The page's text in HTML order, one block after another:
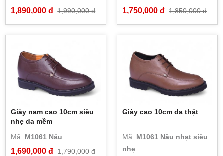
1,890,000 đ 1,990,000 đ 1,750,000 đ 1,850,000 đ
Giày nam cao 10cm siêu
nhẹ da mềm
Mã: M1061 Nâu
1,690,000 đ 1,790,000 đ
Giày cao 10cm da thật
Mã: M1061 Nâu nhạt siêu
nhẹ